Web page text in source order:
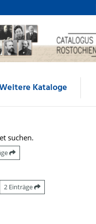
Kataloge
suchen.
2 Einträge